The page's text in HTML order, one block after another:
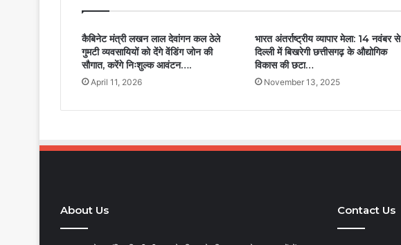
कैबिनेट मंत्री लखन लाल देवांगन कल ठेले
गुमटी व्यवसायियों को देंगे वेंडिंग जोन की
सौगात, करेंगे निःशुल्क आवंटन….
April 11, 2026
भारत अंतर्राष्ट्रीय व्यापार मेला: 14 नवंबर से
दिल्ली में बिखरेगी छत्तीसगढ़ के औद्योगिक
विकास की छटा…
November 13, 2025
About Us Contact Us